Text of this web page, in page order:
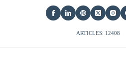
ARTICLES: 12408